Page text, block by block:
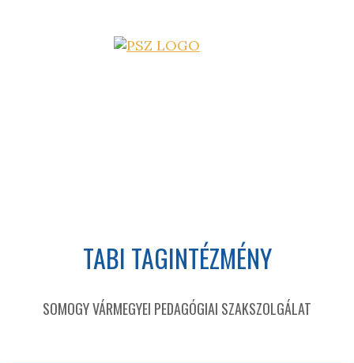
TABI TAGINTÉZMÉNY
SOMOGY VÁRMEGYEI PEDAGÓGIAI SZAKSZOLGÁLAT